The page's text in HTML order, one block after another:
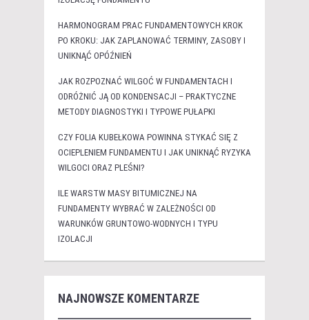
HARMONOGRAM PRAC FUNDAMENTOWYCH KROK
PO KROKU: JAK ZAPLANOWAĆ TERMINY, ZASOBY I
UNIKNĄĆ OPÓŹNIEŃ
JAK ROZPOZNAĆ WILGOĆ W FUNDAMENTACH I
ODRÓŻNIĆ JĄ OD KONDENSACJI – PRAKTYCZNE
METODY DIAGNOSTYKI I TYPOWE PUŁAPKI
CZY FOLIA KUBEŁKOWA POWINNA STYKAĆ SIĘ Z
OCIEPLENIEM FUNDAMENTU I JAK UNIKNĄĆ RYZYKA
WILGOCI ORAZ PLEŚNI?
ILE WARSTW MASY BITUMICZNEJ NA
FUNDAMENTY WYBRAĆ W ZALEŻNOŚCI OD
WARUNKÓW GRUNTOWO-WODNYCH I TYPU
IZOLACJI
NAJNOWSZE KOMENTARZE